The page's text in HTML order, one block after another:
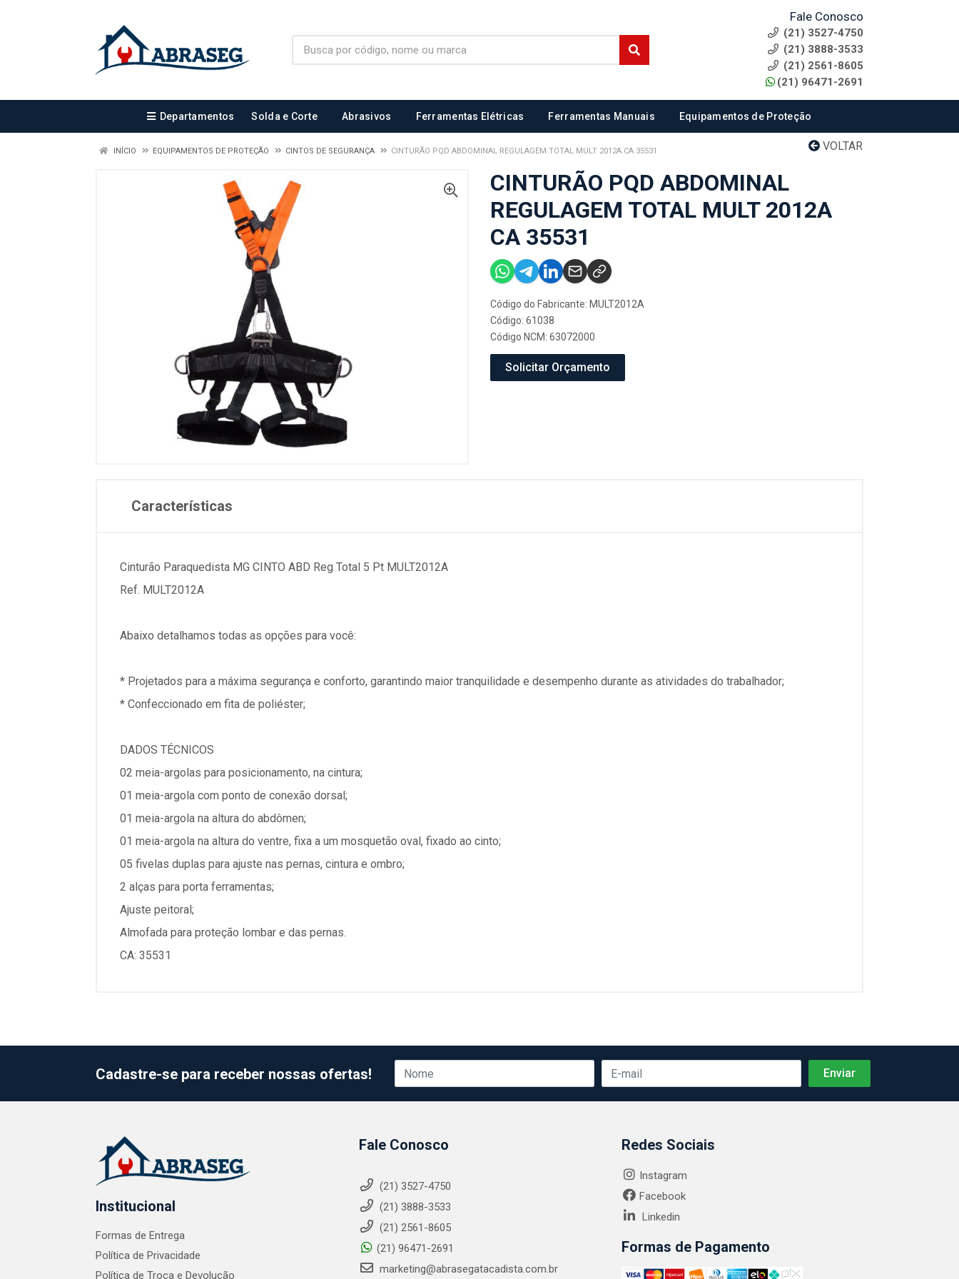
Fale Conosco
(21) 3527-4750
(21) 3888-3533
(21) 2561-8605
(21) 96471-2691
Departamentos Solda e Corte Abrasivos Ferramentas Elétricas Ferramentas Manuais Equipamentos de Proteção
VOLTAR
INÍCIO EQUIPAMENTOS DE PROTEÇÃO CINTOS DE SEGURANÇA CINTURÃO PQD ABDOMINAL REGULAGEM TOTAL MULT 2012A CA 35531
CINTURÃO PQD ABDOMINAL
REGULAGEM TOTAL MULT 2012A
CA 35531
Código do Fabricante: MULT2012A
Código: 61038
Código NCM: 63072000
Solicitar Orçamento
Características
Cinturão Paraquedista MG CINTO ABD Reg Total 5 Pt MULT2012A
Ref. MULT2012A
Abaixo detalhamos todas as opções para você:
* Projetados para a máxima segurança e conforto, garantindo maior tranquilidade e desempenho durante as atividades do trabalhador;
* Confeccionado em fita de poliéster;
DADOS TÉCNICOS
02 meia-argolas para posicionamento, na cintura;
01 meia-argola com ponto de conexão dorsal;
01 meia-argola na altura do abdômen;
01 meia-argola na altura do ventre, fixa a um mosquetão oval, fixado ao cinto;
05 fivelas duplas para ajuste nas pernas, cintura e ombro;
2 alças para porta ferramentas;
Ajuste peitoral;
Almofada para proteção lombar e das pernas.
CA: 35531
Cadastre-se para receber nossas ofertas!
Institucional
Formas de Entrega
Política de Privacidade
Política de Troca e Devolução
Fale Conosco
(21) 3527-4750
(21) 3888-3533
(21) 2561-8605
(21) 96471-2691
marketing@abrasegatacadista.com.br
Redes Sociais
Instagram
Facebook
Linkedin
Formas de Pagamento